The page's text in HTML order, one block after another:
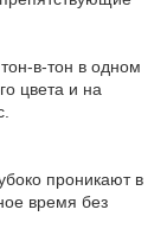
в-тон в одном
цвета и на
проникают в
время без